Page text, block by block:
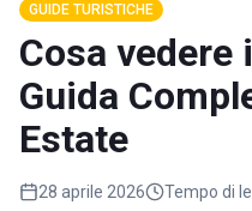
GUIDE TURISTICHE
Cosa vedere
Guida
Estate
28 aprile 2026 Tempo di